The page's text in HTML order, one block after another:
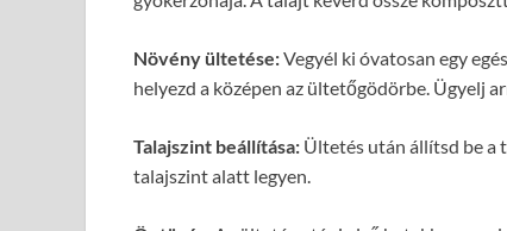
Növény ültetése:Vegyél ki óvatosan egy
helyezd a középen az ültetőgödörbe. Ügyelj
Talajszint beállítása: Ültetés után állítsd be a
talajszint alatt legyen.